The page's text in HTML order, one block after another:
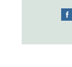
facebook